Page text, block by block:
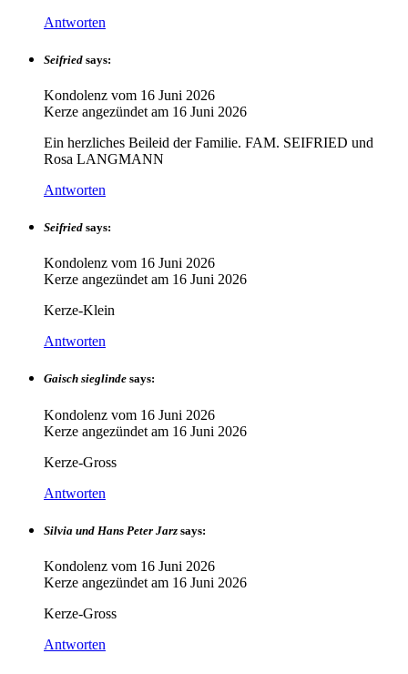
Antworten
Seifried says:
Kondolenz vom 16 Juni 2026
Kerze angezündet am 16 Juni 2026
Ein herzliches Beileid der Familie. FAM. SEIFRIED und
Rosa LANGMANN
Antworten
Seifried says:
Kondolenz vom 16 Juni 2026
Kerze angezündet am 16 Juni 2026
Kerze-Klein
Antworten
Gaisch sieglinde says:
Kondolenz vom 16 Juni 2026
Kerze angezündet am 16 Juni 2026
Kerze-Gross
Antworten
Silvia und Hans Peter Jarz says:
Kondolenz vom 16 Juni 2026
Kerze angezündet am 16 Juni 2026
Kerze-Gross
Antworten